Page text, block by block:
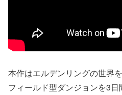
本作はエルデンリングの世界
フィールド型ダンジョンを3